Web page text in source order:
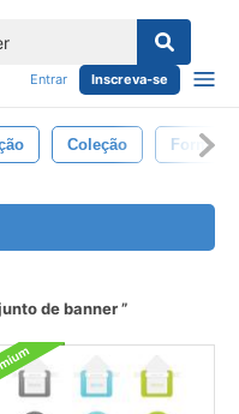
Entrar Inscreva-se
Coleção Forma
de banner